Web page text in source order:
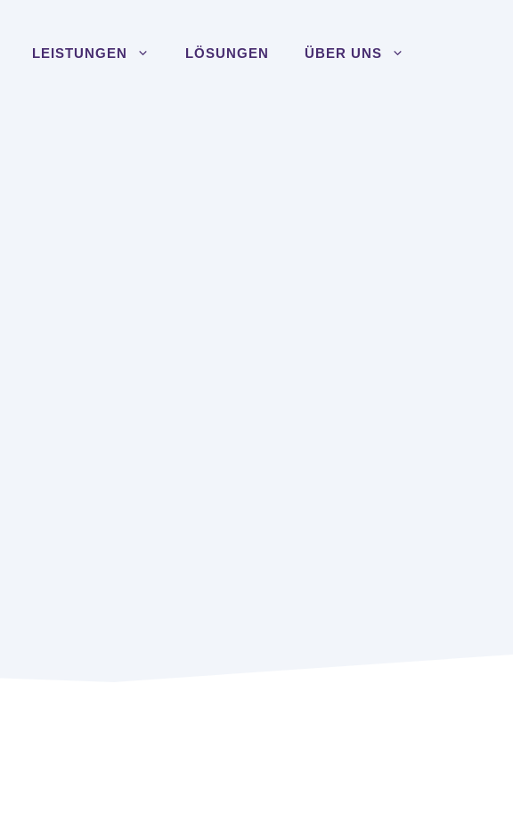
LEISTUNGEN LÖSUNGEN ÜBER UNS